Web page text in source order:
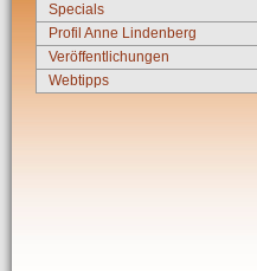
Specials
Profil Anne Lindenberg
Veröffentlichungen
Webtipps